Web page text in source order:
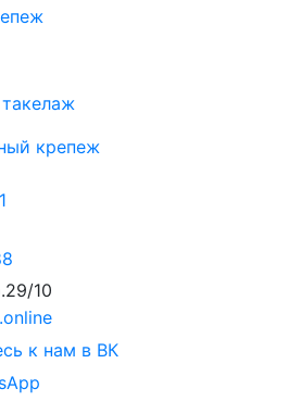
крепеж
10
к нам в ВК